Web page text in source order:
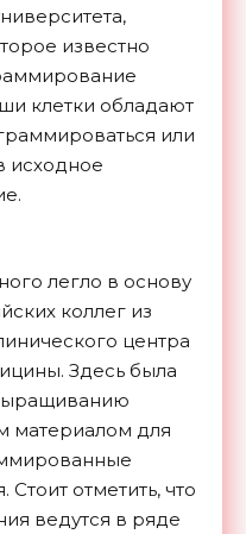
известно
клетки обладают
или
исходное
легло в основу
коллег из
центра
Здесь была
материалом для
отметить, что
ведутся в ряде